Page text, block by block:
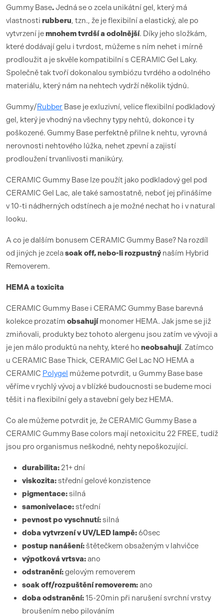
Gummy Base. Jedná se o zcela unikátní gel, který má
vlastnosti rubberu, tzn., že je flexibilní a elastický, ale po
vytvrzení jemnohem tvrdší a odolnější. Díky jeho složkám,
které dodávají gelu i tvrdost, můžeme s ním nehet i mírně
prodloužit a je skvěle kompatibilní s CERAMIC Gel Laky.
Společně tak tvoří dokonalou symbiózu tvrdého a odolného
materiálu, který nám na nehtech vydrží několik týdnů.
Gummy/Rubber Base je exluzivní, velice flexibilní podkladový
gel, který je vhodný na všechny typy nehtů, dokonce i ty
poškozené. Gummy Base perfektně přilne k nehtu, vyrovná
nerovnosti nehtového lůžka, nehet zpevní a zajistí
prodloužení trvanlivosti manikúry.
CERAMIC Gummy Base lze použít jako podkladový gel pod
CERAMIC Gel Lac, ale také samostatně, neboť jej přinášíme
v 10-ti nádherných odstínech a je možné nechat ho i v natural
looku.
A co je dalším bonusem CERAMIC Gummy Base? Na rozdíl
od jiných je zcelasoak off, nebo-li rozpustný naším Hybrid
Removerem.
HEMA a toxicita
CERAMIC Gummy Base i CERAMC Gummy Base barevná
kolekce prozatím obsahují monomer HEMA. Jak jsme se již
zmiňovali, produkty bez tohoto alergenu jsou zatím ve vývoji a
je jen málo produktů na nehty, které ho neobsahují. Zatímco
u CERAMIC Base Thick, CERAMIC Gel Lac NO HEMA a
CERAMIC Polygel můžeme potvrdit, u Gummy Base base
věříme v rychlý vývoj a v blízké budoucnosti se budeme moci
těšit i na flexibilní gely a stavební gely bez HEMA.
Co ale můžeme potvrdit je, že CERAMIC Gummy Base a
CERAMIC Gummy Base colors mají netoxicitu 22 FREE, tudíž
jsou pro organismus neškodné, nehty nepoškozující.
durabilita: 21+ dní
viskozita:střední gelové konzistence
pigmentace:silná
samonivelace:střední
pevnost po vyschnutí:silná
doba vytvrzenív UV/LED lampě:60sec
postup nanášení:štětečkem obsaženým v lahvičce
výpotková vrtsva: ano
odstranění:gelovým removerem
soak off/rozpuštění removerem: ano
doba odstranění:15-20min při narušení svrchní vrstvy
broušením nebo pilováním